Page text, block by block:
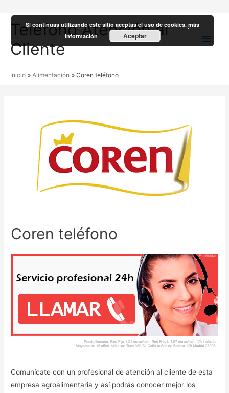
Teléfono Atención al
Cliente
Inicio Alimentación Coren teléfono
Coren teléfono
Comunícate con un profesional de atención al cliente de esta
empresa agroalimentaria y así podrás conocer mejor los
Si continuas utilizando este sitio aceptas el uso de cookies.más
información
Aceptar